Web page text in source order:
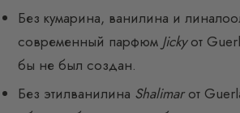
Без кумарина, ванилина и
современный парфюм Jickyот
бы не был создан.
Без этилванилина Shalimarот